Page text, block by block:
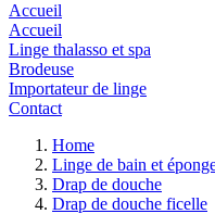
Accueil
Accueil
Linge thalasso et spa
Brodeuse
Importateur de linge
Contact
Home
Linge de bain et
Drap de douche
Drap de douche ficelle